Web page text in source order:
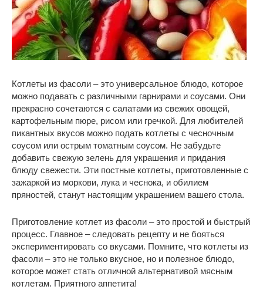
Котлеты из фасоли – это универсальное блюдо, которое
можно подавать с различными гарнирами и соусами. Они
прекрасно сочетаются с салатами из свежих овощей,
картофельным пюре, рисом или гречкой. Для любителей
пикантных вкусов можно подать котлеты с чесночным
соусом или острым томатным соусом. Не забудьте
добавить свежую зелень для украшения и придания
блюду свежести. Эти постные котлеты, приготовленные с
зажаркой из моркови, лука и чеснока, и обилием
пряностей, станут настоящим украшением вашего стола.
Приготовление котлет из фасоли – это простой и быстрый
процесс. Главное – следовать рецепту и не бояться
экспериментировать со вкусами. Помните, что котлеты из
фасоли – это не только вкусное, но и полезное блюдо,
которое может стать отличной альтернативой мясным
котлетам. Приятного аппетита!